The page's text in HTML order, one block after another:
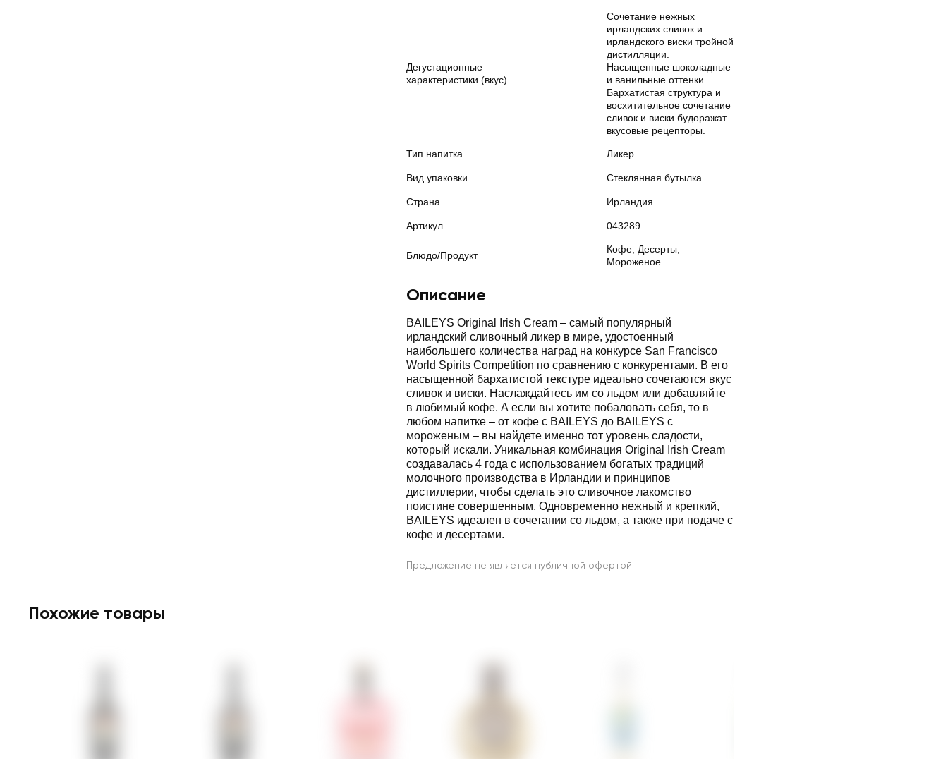
Дегустационные
характеристики (вкус)
Сочетание нежных
ирландских сливок и
ирландского виски тройной
дистилляции.
Насыщенные шоколадные
и ванильные оттенки.
Бархатистая структура и
восхитительное сочетание
сливок и виски будоражат
вкусовые рецепторы.
Тип напитка Ликер
Вид упаковки Стеклянная бутылка
Страна Ирландия
Артикул 043289
Блюдо/Продукт
Кофе, Десерты,
Мороженое
Описание
BAILEYS Original Irish Cream – самый популярный
ирландский сливочный ликер в мире, удостоенный
наибольшего количества наград на конкурсе San Francisco
World Spirits Competition по сравнению с конкурентами. В его
насыщенной бархатистой текстуре идеально сочетаются вкус
сливок и виски. Наслаждайтесь им со льдом или добавляйте
в любимый кофе. А если вы хотите побаловать себя, то в
любом напитке – от кофе с BAILEYS до BAILEYS с
мороженым – вы найдете именно тот уровень сладости,
который искали. Уникальная комбинация Original Irish Cream
создавалась 4 года с использованием богатых традиций
молочного производства в Ирландии и принципов
дистиллерии, чтобы сделать это сливочное лакомство
поистине совершенным. Одновременно нежный и крепкий,
BAILEYS идеален в сочетании со льдом, а также при подаче с
кофе и десертами.
Предложение не является публичной офертой
Похожие товары